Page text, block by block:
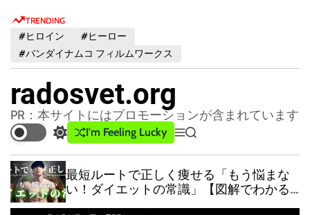
TRENDING
#ヒロイン
#ヒーロー
#バンダイナムコ フィルムワークス
radosvet.org
PR：本サイトにはプロモーションが含まれています
S
w
i
t
c
h
I'm Feeling Lucky
M
e
n
u
S
e
r
c
h
最短ルートで正しく痩せる「もう悩まな
い！ダイエットの常識」【図解でわかる